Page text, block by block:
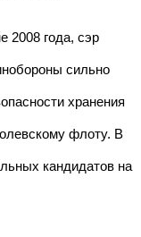
2008 года, сэр
сильно
хранения
флоту. В
кандидатов на